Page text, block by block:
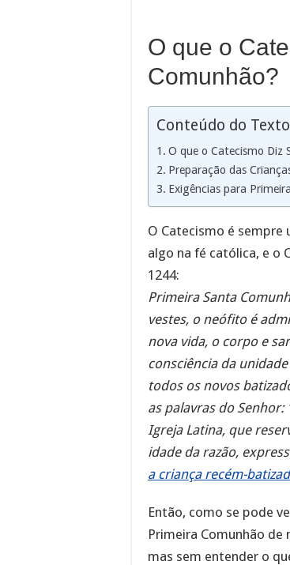
O que o
Comunhão?
Conteúdo do Texto
O que o Catecismo Diz
Preparação das
Exigências para
O Catecismo é sempre
algo na fé católica, e o
1244:
Primeira Santa
vestes, o neófito é
nova vida, o corpo e
consciência da
todos os novos
as palavras do Senhor:
Igreja Latina, que
idade da razão,
a criança recém-
Então, como se pode
Primeira Comunhão
mas sem entender o